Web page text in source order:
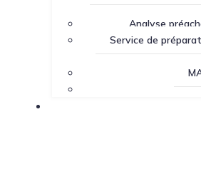
Analyse
Service de
Centre de